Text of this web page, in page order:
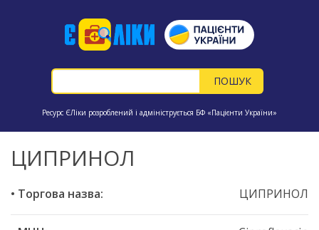
Ресурс ЄЛіки розроблений і адмініструється БФ «Пацієнти України»
ЦИПРИНОЛ
• Торгова назва: ЦИПРИНОЛ